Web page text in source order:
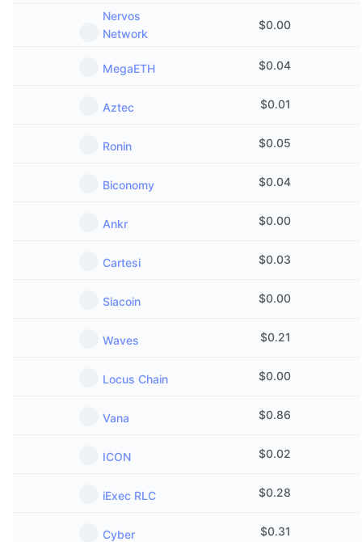
Nervos
Network
$0.00
MegaETH $0.04
Aztec $0.01
Ronin $0.05
Biconomy $0.04
Ankr $0.00
Cartesi $0.03
Siacoin $0.00
Waves $0.21
Locus Chain $0.00
Vana $0.86
ICON $0.02
iExec RLC $0.28
Cyber $0.31